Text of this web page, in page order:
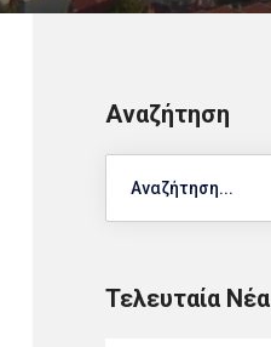
Αναζήτηση
Τελευταία Νέα